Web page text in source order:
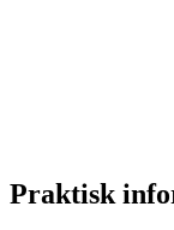
Praktisk